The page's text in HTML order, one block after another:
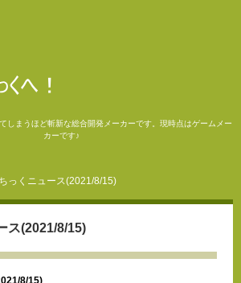
しまうほど斬新な総合開発メーカーです。現時点はゲームメー
カーです♪
っくニュース(2021/8/15)
ス(2021/8/15)
8/15)